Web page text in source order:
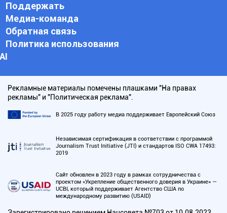
Поддержать
Медиа-команда
Обратная связь
Политика использования
АI
Рекламные материалы помечены плашками "На правах
рекламы" и "Политическая реклама".
В 2025 году работу медиа поддерживает Европейский Союз
Независимая сертификация в соответствии с программой
Journalism Trust Initiative (JTI) и стандартов ISO CWA 17493:
2019
Сайт обновлен в 2023 году в рамках сотрудничества с
проектом «Укрепление общественного доверия в Украине» —
UCBI, который поддерживает Агентство США по
международному развитию (USAID)